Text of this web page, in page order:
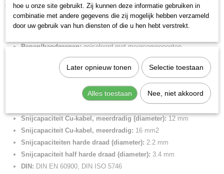
Bruto gewicht
0,27 Kg
Afmetingen (l,b,h)
60 HRC.
Lengte:180 mm
Benen/handgrepen:geisoleerd met meercomponenten-
omhullingen, VDE-gekeurd, met geintegreerde geisoleerde
bevestigingshaak om een valbeveiliging aan te brengen
verchroomd
Snijcapaciteit Cu-kabel, meerdradig (diameter): 12 mm
Snijcapaciteit Cu-kabel, meerdradig: 16 mm2
Snijcapaciteiten harde draad (diameter): 2.2 mm
Snijcapaciteit half harde draad (diameter): 3.4 mm
DIN: DIN EN 60900, DIN ISO 5746
hoe u onze site gebruikt. Zij kunnen deze informatie gebruiken in
combinatie met andere gegevens die zij mogelijk hebben verzameld
door uw gebruik van hun diensten of die u hen hebt verstrekt.
Later opnieuw tonen Selectie toestaan
Alles toestaan Nee, niet akkoord